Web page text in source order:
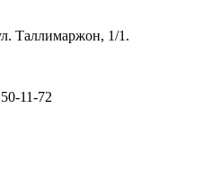
Таллимаржон, 1/1.
11-72